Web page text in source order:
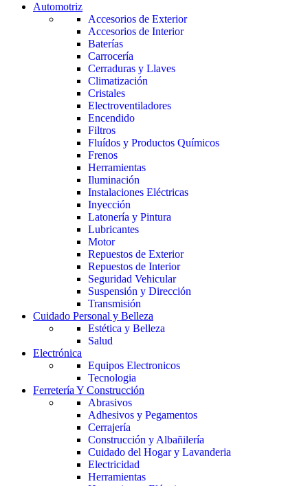
Automotriz
Accesorios de Exterior
Accesorios de Interior
Baterías
Carrocería
Cerraduras y Llaves
Climatización
Cristales
Electroventiladores
Encendido
Filtros
Fluídos y Productos Químicos
Frenos
Herramientas
Iluminación
Instalaciones Eléctricas
Inyección
Latonería y Pintura
Lubricantes
Motor
Repuestos de Exterior
Repuestos de Interior
Seguridad Vehicular
Suspensión y Dirección
Transmisión
Cuidado Personal y Belleza
Estética y Belleza
Salud
Electrónica
Equipos Electronicos
Tecnologia
Ferretería Y Construcción
Abrasivos
Adhesivos y Pegamentos
Cerrajería
Construcción y Albañilería
Cuidado del Hogar y Lavanderia
Electricidad
Herramientas